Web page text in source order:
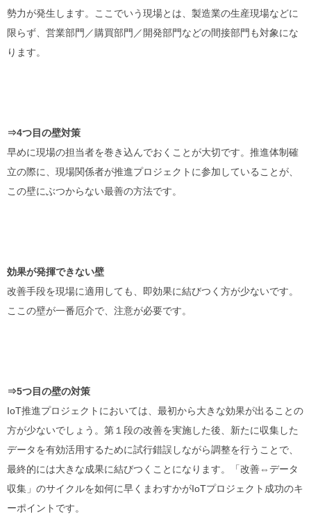
勢力が発生します。ここでいう現場とは、製造業の生産現場などに
限らず、営業部門／購買部門／開発部門などの間接部門も対象にな
ります。
⇒4つ目の壁対策
早めに現場の担当者を巻き込んでおくことが大切です。推進体制確
立の際に、現場関係者が推進プロジェクトに参加していることが、
この壁にぶつからない最善の方法です。
効果が発揮できない壁
改善手段を現場に適用しても、即効果に結びつく方が少ないです。
ここの壁が一番厄介で、注意が必要です。
⇒5つ目の壁の対策
IoT推進プロジェクトにおいては、最初から大きな効果が出ることの
方が少ないでしょう。第１段の改善を実施した後、新たに収集した
データを有効活用するために試行錯誤しながら調整を行うことで、
最終的には大きな成果に結びつくことになります。「改善⇔データ
収集」のサイクルを如何に早くまわすかがIoTプロジェクト成功のキ
ーポイントです。